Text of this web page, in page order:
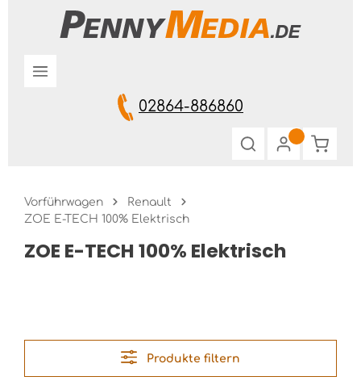
Zum Hauptinhalt springen
02864-886860
Vorführwagen
Renault
ZOE E-TECH 100% Elektrisch
ZOE E-TECH 100% Elektrisch
Produkte filtern